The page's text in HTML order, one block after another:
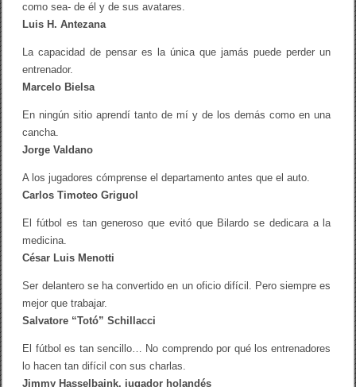
como sea- de él y de sus avatares.
Luis H. Antezana
La capacidad de pensar es la única que jamás puede perder un
entrenador.
Marcelo Bielsa
En ningún sitio aprendí tanto de mí y de los demás como en una
cancha.
Jorge Valdano
A los jugadores cómprense el departamento antes que el auto.
Carlos Timoteo Griguol
El fútbol es tan generoso que evitó que Bilardo se dedicara a la
medicina.
César Luis Menotti
Ser delantero se ha convertido en un oficio difícil. Pero siempre es
mejor que trabajar.
Salvatore “Totó” Schillacci
El fútbol es tan sencillo… No comprendo por qué los entrenadores
lo hacen tan difícil con sus charlas.
Jimmy Hasselbaink, jugador holandés